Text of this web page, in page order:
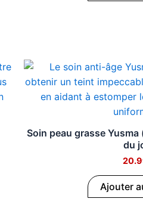
Soin peau grasse
du
Ajouter